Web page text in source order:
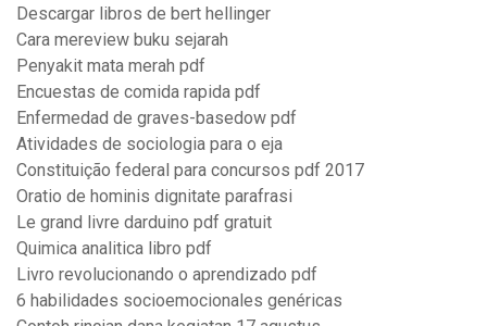
Descargar libros de bert hellinger
Cara mereview buku sejarah
Penyakit mata merah pdf
Encuestas de comida rapida pdf
Enfermedad de graves-basedow pdf
Atividades de sociologia para o eja
Constituição federal para concursos pdf 2017
Oratio de hominis dignitate parafrasi
Le grand livre darduino pdf gratuit
Quimica analitica libro pdf
Livro revolucionando o aprendizado pdf
6 habilidades socioemocionales genéricas